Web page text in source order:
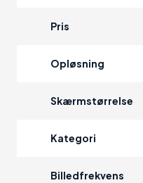
Pris
Opløsning
Skærmstørrelse
Kategori
Billedfrekvens